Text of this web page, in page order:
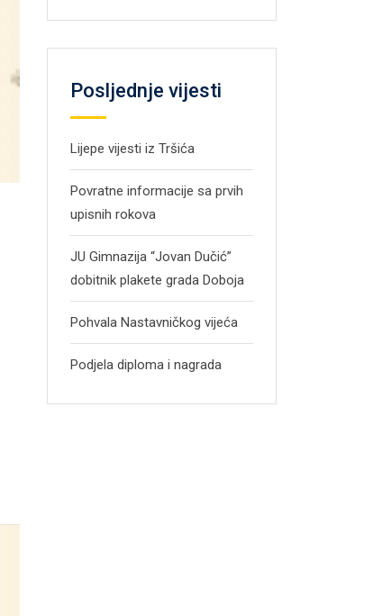
Posljednje vijesti
Lijepe vijesti iz Tršića
Povratne informacije sa prvih
upisnih rokova
JU Gimnazija “Jovan Dučić”
dobitnik plakete grada Doboja
Pohvala Nastavničkog vijeća
Podjela diploma i nagrada